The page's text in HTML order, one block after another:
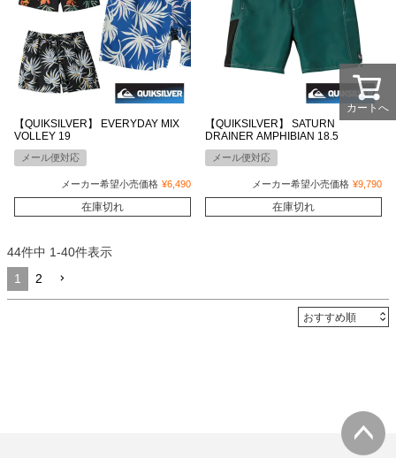
【QUIKSILVER】 EVERYDAY MIX
VOLLEY 19
メール便対応
メーカー希望小売価格 ¥6,490
在庫切れ
【QUIKSILVER】 SATURN
DRAINER AMPHIBIAN 18.5
メール便対応
メーカー希望小売価格 ¥9,790
在庫切れ
44件中 1-40件表示
1
2
カートへ